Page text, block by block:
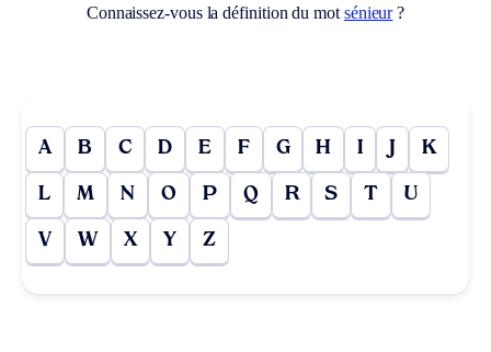
Connaissez-vous la définition du mot sénieur?
A B C D E F G H I J K
L M N O P Q R S T U
V W X Y Z